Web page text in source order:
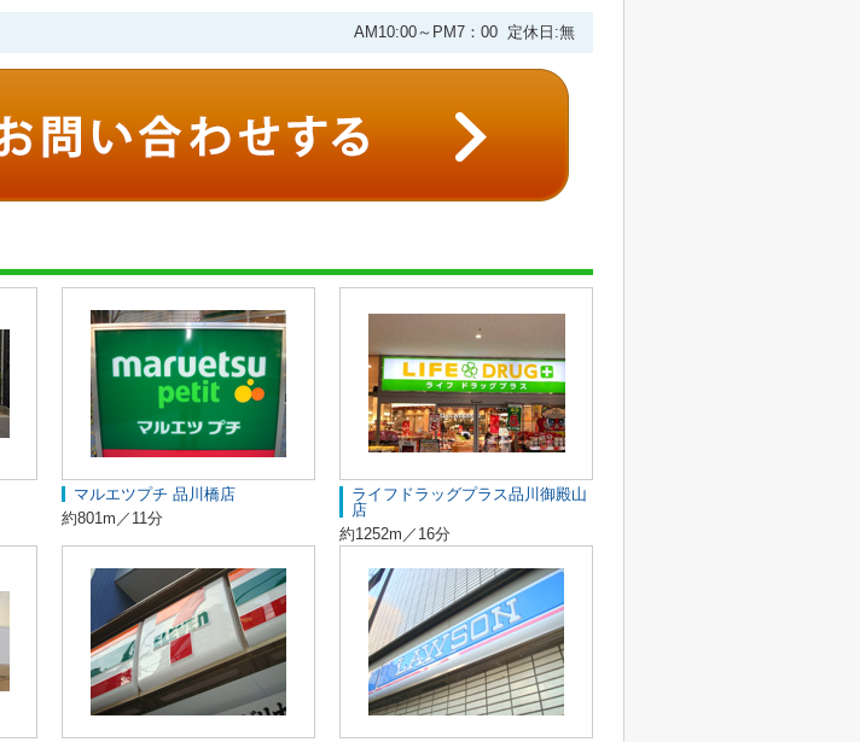
AM10:00～PM7：00 定休日:無
マルエツプチ 品川橋店
約801m／11分
ライフドラッグプラス品川御殿山
店
約1252m／16分